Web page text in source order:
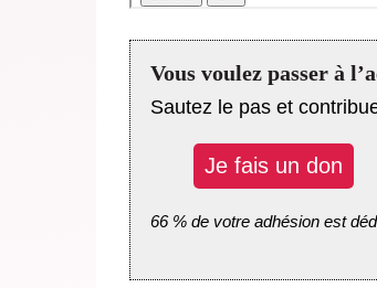
Vous voulez passer à
Sautez le pas et
Je fais un don
66 % de votre adhésion est